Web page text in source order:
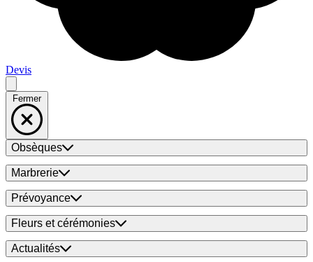
Devis
Fermer
Obsèques
Marbrerie
Prévoyance
Fleurs et cérémonies
Actualités